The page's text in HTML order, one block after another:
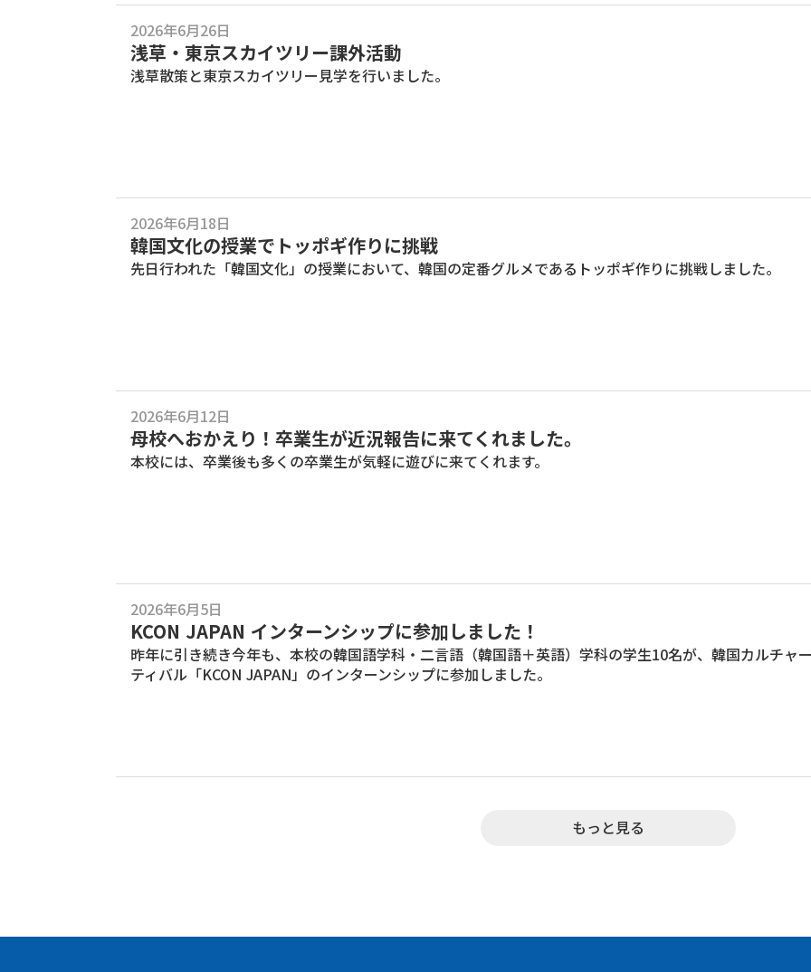
2026年6月26日
浅草・東京スカイツリー課外活動
浅草散策と東京スカイツリー見学を行いました。
2026年6月18日
韓国文化の授業でトッポギ作りに挑戦
先日行われた「韓国文化」の授業において、韓国の定番グルメであるトッポギ作りに挑戦しました。
2026年6月12日
母校へおかえり！卒業生が近況報告に来てくれました。
本校には、卒業後も多くの卒業生が気軽に遊びに来てくれます。
2026年6月5日
KCON JAPAN インターンシップに参加しました！
昨年に引き続き今年も、本校の韓国語学科・二言語（韓国語＋英語）学科の学生10名が、韓国カルチャ
ティバル「KCON JAPAN」のインターンシップに参加しました。
もっと見る